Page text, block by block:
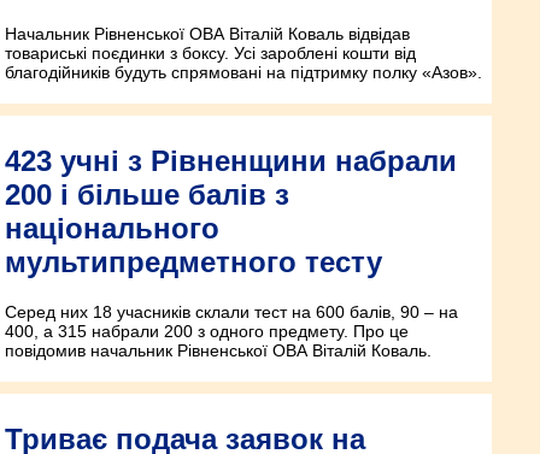
Начальник Рівненської ОВА Віталій Коваль відвідав
товариські поєдинки з боксу. Усі зароблені кошти від
благодійників будуть спрямовані на підтримку полку «Азов».
423 учні з Рівненщини набрали
200 і більше балів з
національного
мультипредметного тесту
Серед них 18 учасників склали тест на 600 балів, 90 – на
400, а 315 набрали 200 з одного предмету. Про це
повідомив начальник Рівненської ОВА Віталій Коваль.
Триває подача заявок на